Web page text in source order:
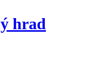
hrad